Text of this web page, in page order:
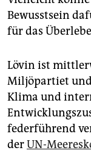
Bewusstsein
für das
Lövin ist
Miljöpartiet
Klima und
federführend
derUN-